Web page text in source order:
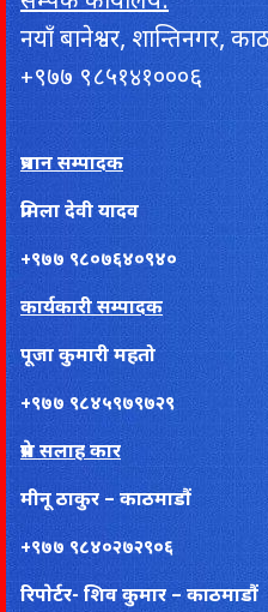
नयाँ बानेश्वर, शान्तिनगर,
+९७७ ९८५१४१०००६
प्रधान सम्पादक
प्रमिला देवी यादव
+९७७ ९८०७६४०९४०
कार्यकारी सम्पादक
पूजा कुमारी महतो
+९७७ ९८४५९७९७२९
प्रेस सलाह कार
मीनू ठाकुर – काठमाडौं
+९७७ ९८४०२७२९०६
रिपाेर्टर- शिव कुमार – काठमाडौं